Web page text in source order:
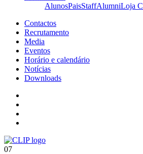
AlunosPaisStaffAlumniLoja
Contactos
Recrutamento
Media
Eventos
Horário e calendário
Notícias
Downloads
07